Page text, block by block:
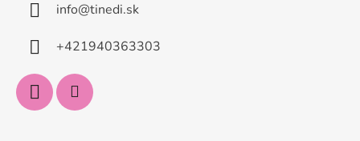
info@tinedi.sk
+421940363303